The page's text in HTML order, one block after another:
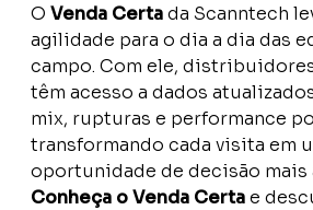
O Venda Certada Scanntech
agilidade para o dia a dia das
campo. Com ele,
têm acesso a dados
mix, rupturas e performance
transformando cada visita em
oportunidade de decisão mais
Conheça o Venda Certae